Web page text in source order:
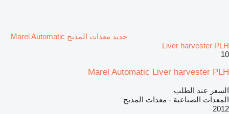
جديد معدات المذبح Marel Automatic
Liver harvester PLH
10
Marel Automatic Liver harvester PLH
السعر عند الطلب
المعدات الصناعية - معدات المذبح
2012